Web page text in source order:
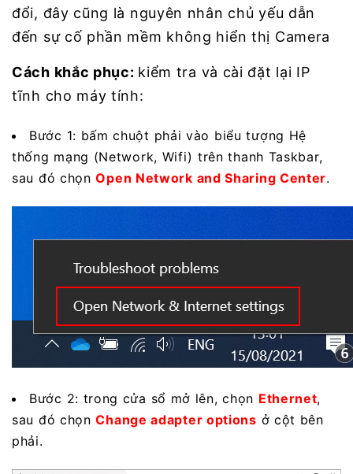
đổi, đây cũng là nguyên nhân chủ yếu dẫn
đến sự cố phần mềm không hiển thị Camera
Cách khắc phục: kiểm tra và cài đặt lại IP
tĩnh cho máy tính:
Bước 1: bấm chuột phải vào biểu tượng Hệ
thống mạng (Network, Wifi) trên thanh Taskbar,
sau đó chọnOpen Network and Sharing Center.
Bước 2: trong cửa sổ mở lên, chọn Ethernet,
sau đó chọnChange adapter options ở cột bên
phải.